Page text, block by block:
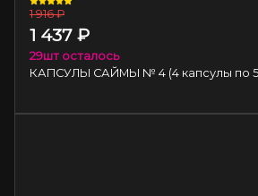
КАПСУЛЫ САЙМЫ № 4 (4 капсулы по
29шт осталось
1 916 ₽
1 437 ₽